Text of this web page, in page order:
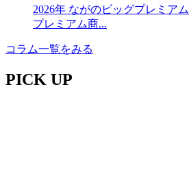
2026年 ながのビッグプレミア
プレミアム商...
コラム一覧をみる
PICK UP